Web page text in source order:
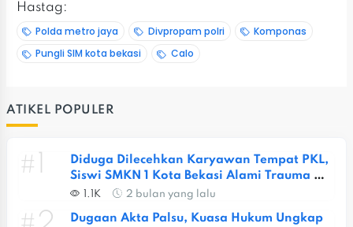
Hastag:
Polda metro jaya
Divpropam polri
Komponas
Pungli SIM kota bekasi
Calo
ATIKEL POPULER
#1
Diduga Dilecehkan Karyawan Tempat PKL,
Siswi SMKN 1 Kota Bekasi Alami Trauma
Berat
1.1K 2 bulan yang lalu
Dugaan Akta Palsu, Kuasa Hukum Ungkap